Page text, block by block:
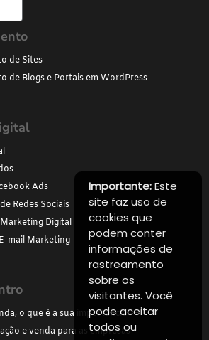
de Sites
de Blogs e Portais em WordPress
Ads
Redes Sociais
Digital
mail Marketing
o que é a sua importância
e venda para as empresas
Importante:Este
site faz uso de
cookies que
podem conter
informações de
rastreamento
sobre os
visitantes. Você
pode aceitar
todos ou